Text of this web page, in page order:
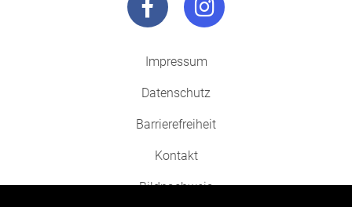
Impressum
Datenschutz
Barrierefreiheit
Kontakt
Bildnachweis